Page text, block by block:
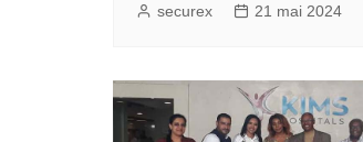
securex 21 mai 2024